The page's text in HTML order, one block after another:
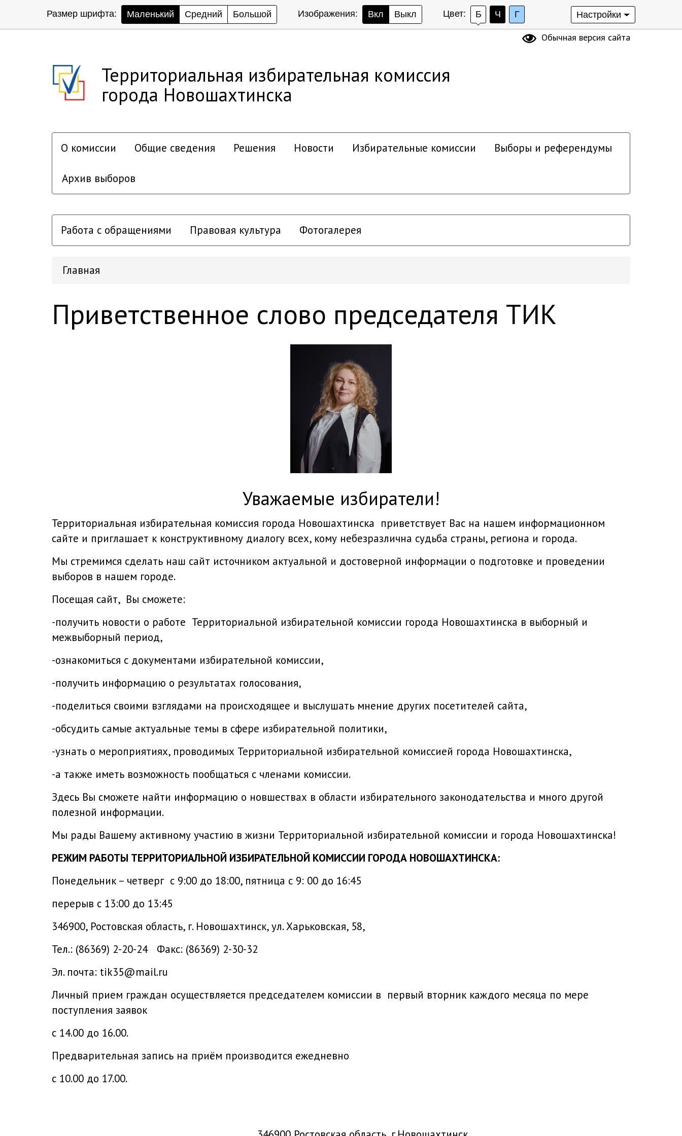
Размер шрифта: Маленький Средний Большой Изображения: Вкл Выкл Цвет: Б Ч Г Настройки
Обычная версия сайта
Территориальная избирательная комиссия
города Новошахтинска
О комиссии Общие сведения Решения Новости Избирательные комиссии Выборы и референдумы
Архив выборов
Работа с обращениями Правовая культура Фотогалерея
Главная
Приветственное слово председателя ТИК
уважаемые избиратели!
Территориальная избирательная комиссия города Новошахтинска приветствует Вас на нашем информационном
сайте и приглашает к конструктивному диалогу всех, кому небезразлична судьба страны, региона и города.
Мы стремимся сделать наш сайт источником актуальной и достоверной информации о подготовке и проведении
выборов в нашем городе.
Посещая сайт, Вы сможете:
-получить новости о работе Территориальной избирательной комиссии города Новошахтинска в выборный и
межвыборный период,
-ознакомиться с документами избирательной комиссии,
-получить информацию о результатах голосования,
-поделиться своими взглядами на происходящее и выслушать мнение других посетителей сайта,
-обсудить самые актуальные темы в сфере избирательной политики,
-узнать о мероприятиях, проводимых Территориальной избирательной комиссией города Новошахтинска,
-а также иметь возможность пообщаться с членами комиссии.
Здесь Вы сможете найти информацию о новшествах в области избирательного законодательства и много другой
полезной информации.
Мы рады Вашему активному участию в жизни Территориальной избирательной комиссии и города Новошахтинска!
РЕЖИМ РАБОТЫ ТЕРРИТОРИАЛЬНОЙ ИЗБИРАТЕЛЬНОЙ КОМИССИИ ГОРОДА НОВОШАХТИНСКА:
Понедельник – четверг с 9:00 до 18:00, пятница с 9: 00 до 16:45
перерыв с 13:00 до 13:45
346900, Ростовская область, г. Новошахтинск, ул. Харьковская, 58,
Тел.: (86369) 2-20-24 Факс: (86369) 2-30-32
Эл. почта: tik35@mail.ru
Личный прием граждан осуществляется председателем комиссии в первый вторник каждого месяца по мере
поступления заявок
с 14.00 до 16.00.
Предварительная запись на приём производится ежедневно
с 10.00 до 17.00.